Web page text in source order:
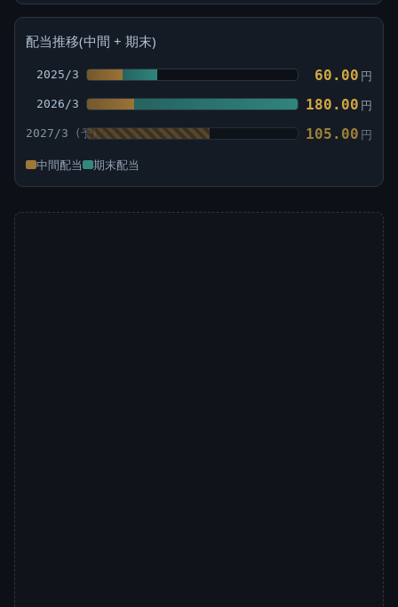
配当推移(中間 + 期末)
2025/3 60.00 円
2026/3 180.00 円
2027/3 105.00 円
中間配当 期末配当